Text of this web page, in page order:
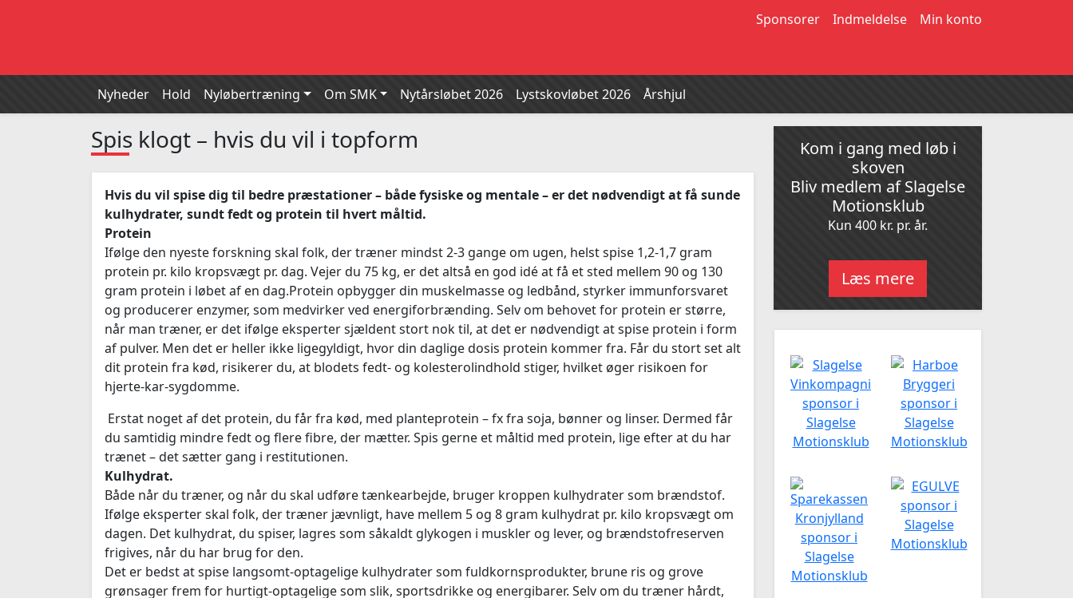
Sponsorer Indmeldelse Min konto
Nyheder Hold Nyløbertræning Om SMK Nytårsløbet 2026 Lystskovløbet 2026 Årshjul
Spis klogt – hvis du vil i topform
Hvis du vil spise dig til bedre præstationer – både fysiske og mentale – er det nødvendigt at få sunde
kulhydrater, sundt fedt og protein til hvert måltid.
Protein
Ifølge den nyeste forskning skal folk, der træner mindst 2-3 gange om ugen, helst spise 1,2-1,7 gram
protein pr. kilo kropsvægt pr. dag. Vejer du 75 kg, er det altså en god idé at få et sted mellem 90 og 130
gram protein i løbet af en dag.Protein opbygger din muskelmasse og ledbånd, styrker immunforsvaret
og producerer enzymer, som medvirker ved energiforbrænding. Selv om behovet for protein er større,
når man træner, er det ifølge eksperter sjældent stort nok til, at det er nødvendigt at spise protein i form
af pulver. Men det er heller ikke ligegyldigt, hvor din daglige dosis protein kommer fra. Får du stort set alt
dit protein fra kød, risikerer du, at blodets fedt- og kolesterolindhold stiger, hvilket øger risikoen for
hjerte-kar-sygdomme.
Erstat noget af det protein, du får fra kød, med planteprotein – fx fra soja, bønner og linser. Dermed får
du samtidig mindre fedt og flere fibre, der mætter. Spis gerne et måltid med protein, lige efter at du har
trænet – det sætter gang i restitutionen.
Kulhydrat.
Både når du træner, og når du skal udføre tænkearbejde, bruger kroppen kulhydrater som brændstof.
Ifølge eksperter skal folk, der træner jævnligt, have mellem 5 og 8 gram kulhydrat pr. kilo kropsvægt om
dagen. Det kulhydrat, du spiser, lagres som såkaldt glykogen i muskler og lever, og brændstofreserven
frigives, når du har brug for den.
Det er bedst at spise langsomt-optagelige kulhydrater som fuldkornsprodukter, brune ris og grove
grønsager frem for hurtigt-optagelige som slik, sportsdrikke og energibarer. Selv om du træner hårdt,
Kom i gang med løb i
skoven
Bliv medlem af Slagelse
Motionsklub
Kun 400 kr. pr. år.
Læs mere